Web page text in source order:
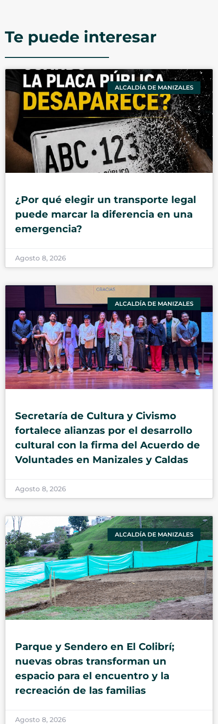
Te puede interesar
ALCALDÍA DE MANIZALES
¿Por qué elegir un transporte legal
puede marcar la diferencia en una
emergencia?
Agosto 8, 2026
ALCALDÍA DE MANIZALES
Secretaría de Cultura y Civismo
fortalece alianzas por el desarrollo
cultural con la firma del Acuerdo de
Voluntades en Manizales y Caldas
Agosto 8, 2026
ALCALDÍA DE MANIZALES
Parque y Sendero en El Colibrí;
nuevas obras transforman un
espacio para el encuentro y la
recreación de las familias
Agosto 8, 2026